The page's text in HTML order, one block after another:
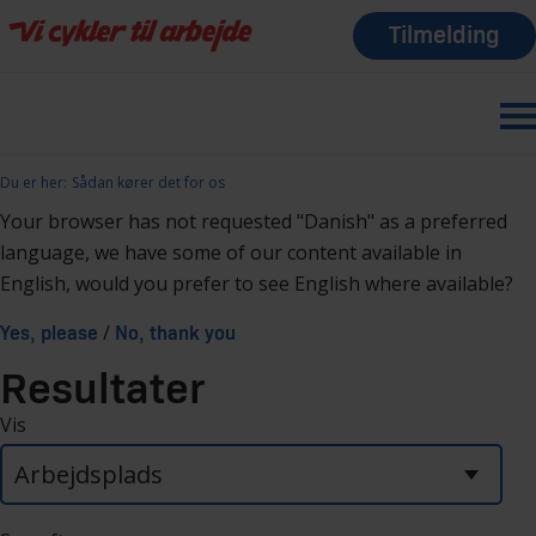
Tilmelding
Du er her: Sådan kører det for os
Your browser has not requested "Danish" as a preferred
language, we have some of our content available in
English, would you prefer to see English where available?
Yes, please / No, thank you
Resultater
Vis